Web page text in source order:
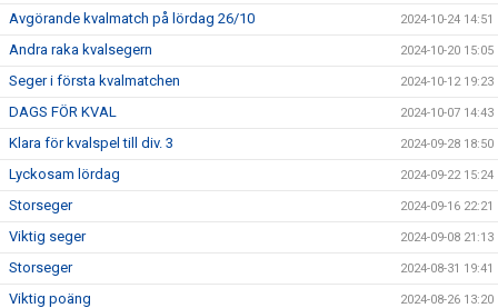
Avgörande kvalmatch på lördag 26/10 2024-10-24 14:51
Andra raka kvalsegern 2024-10-20 15:05
Seger i första kvalmatchen 2024-10-12 19:23
DAGS FÖR KVAL 2024-10-07 14:43
Klara för kvalspel till div. 3 2024-09-28 18:50
Lyckosam lördag 2024-09-22 15:24
Storseger 2024-09-16 22:21
Viktig seger 2024-09-08 21:13
Storseger 2024-08-31 19:41
Viktig poäng 2024-08-26 13:20